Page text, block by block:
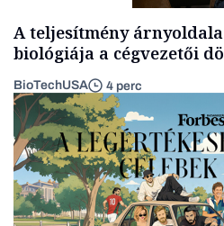
A teljesítmény árnyoldala
biológiája a cégvezetői
BioTechUSA 4 perc